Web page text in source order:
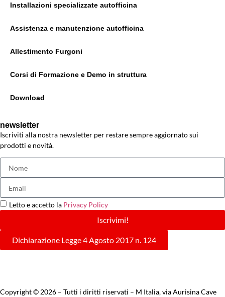
Installazioni specializzate autofficina
Assistenza e manutenzione autofficina
Allestimento Furgoni
Corsi di Formazione e Demo in struttura
Download
newsletter
Iscriviti alla nostra newsletter per restare sempre aggiornato sui
prodotti e novità.
Letto e accetto la Privacy Policy
Iscrivimi!
Dichiarazione Legge 4 Agosto 2017 n. 124
Copyright © 2026 – Tutti i diritti riservati – M Italia, via Aurisina Cave